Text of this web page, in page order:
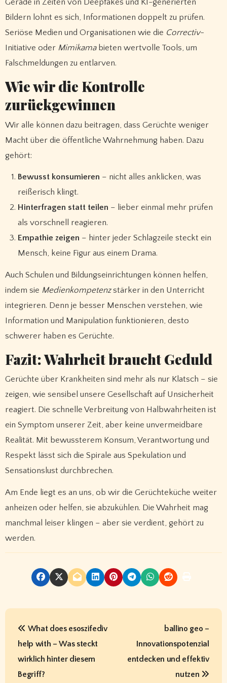
Gerade in Zeiten von Deepfakes und KI-generierten
Bildern lohnt es sich, Informationen doppelt zu prüfen.
Seriöse Medien und Organisationen wie die Correctiv-
Initiative oder Mimikamabieten wertvolle Tools, um
Falschmeldungen zu entlarven.
Wie wir die Kontrolle
zurückgewinnen
Wir alle können dazu beitragen, dass Gerüchte weniger
Macht über die öffentliche Wahrnehmung haben. Dazu
gehört:
Bewusst konsumieren – nicht alles anklicken, was
reißerisch klingt.
Hinterfragen statt teilen – lieber einmal mehr prüfen
als vorschnell reagieren.
Empathie zeigen – hinter jeder Schlagzeile steckt ein
Mensch, keine Figur aus einem Drama.
Auch Schulen und Bildungseinrichtungen können helfen,
indem sie Medienkompetenzstärker in den Unterricht
integrieren. Denn je besser Menschen verstehen, wie
Information und Manipulation funktionieren, desto
schwerer haben es Gerüchte.
Fazit: Wahrheit braucht Geduld
Gerüchte über Krankheiten sind mehr als nur Klatsch – sie
zeigen, wie sensibel unsere Gesellschaft auf Unsicherheit
reagiert. Die schnelle Verbreitung von Halbwahrheiten ist
ein Symptom unserer Zeit, aber keine unvermeidbare
Realität. Mit bewussterem Konsum, Verantwortung und
Respekt lässt sich die Spirale aus Spekulation und
Sensationslust durchbrechen.
Am Ende liegt es an uns, ob wir die Gerüchteküche weiter
anheizen oder helfen, sie abzukühlen. Die Wahrheit mag
manchmal leiser klingen – aber sie verdient, gehört zu
werden.
P
What does esoszifediv
help with – Was steckt
wirklich hinter diesem
Begriff?
ballino geo –
Innovationspotenzial
entdecken und effektiv
nutzen